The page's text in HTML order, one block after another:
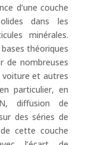
d’une couche
dans les
minérales.
théoriques
de nombreuses
voiture et autres
particulier, en
diffusion de
des séries de
cette couche